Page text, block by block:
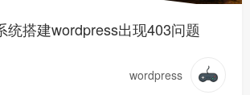
统搭建wordpress出现403问题
wordpress